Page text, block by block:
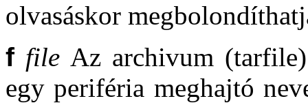
olvasáskor
f file Az archivum
egy periféria meghajtó